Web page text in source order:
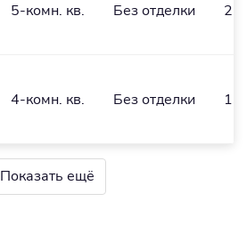
5-комн. кв. Без отделки
4-комн. кв. Без отделки
Показать ещё